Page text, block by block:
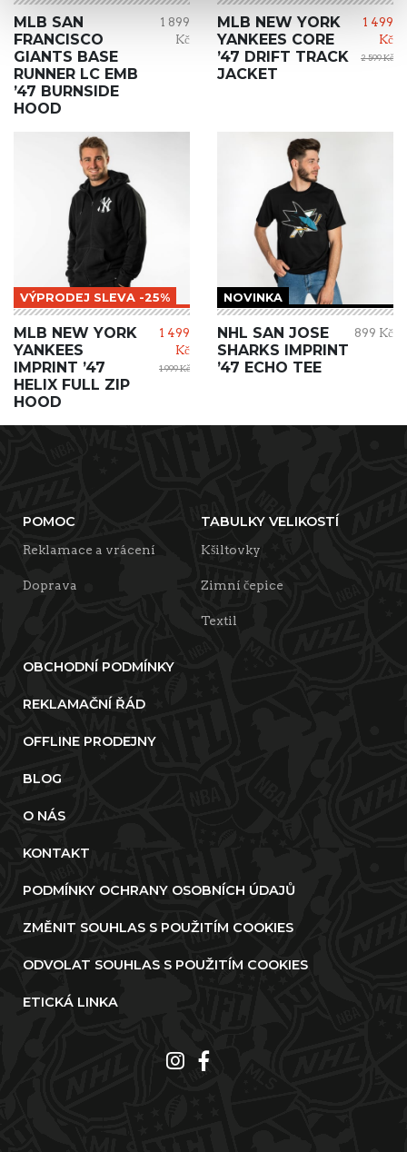
MLB SAN
FRANCISCO
GIANTS BASE
RUNNER LC EMB
’47 BURNSIDE
HOOD
1 899
Kč
MLB NEW YORK
YANKEES CORE
’47 DRIFT TRACK
JACKET
1 499
Kč
2 599 Kč
VÝPRODEJ SLEVA -25%
MLB NEW YORK
YANKEES
IMPRINT ’47
HELIX FULL ZIP
HOOD
1 499
Kč
1 999 Kč
NOVINKA
NHL SAN JOSE
SHARKS IMPRINT
’47 ECHO TEE
899 Kč
POMOC
Reklamace a vrácení
Doprava
TABULKY VELIKOSTÍ
Kšiltovky
Zimní čepice
Textil
OBCHODNÍ PODMÍNKY
REKLAMAČNÍ ŘÁD
OFFLINE PRODEJNY
BLOG
O NÁS
KONTAKT
PODMÍNKY OCHRANY OSOBNÍCH ÚDAJŮ
ZMĚNIT SOUHLAS S POUŽITÍM COOKIES
ODVOLAT SOUHLAS S POUŽITÍM COOKIES
ETICKÁ LINKA